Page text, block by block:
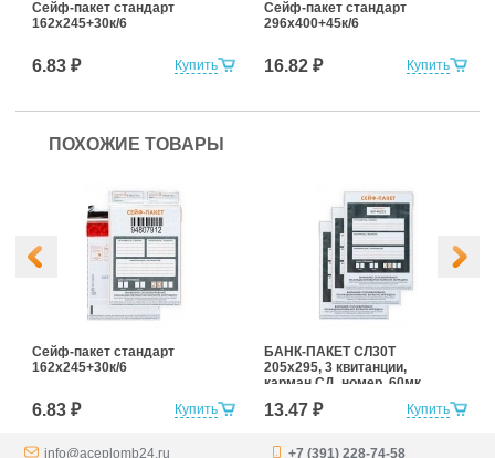
Купить
Сейф-пакет стандарт
162х245+30к/6
6.83 ₽ Купить
Сейф-пакет стандарт
296х400+45к/6
16.82 ₽
ПОХОЖИЕ ТОВАРЫ
Купить
Сейф-пакет стандарт
162х245+30к/6
6.83 ₽ Купить
БАНК-ПАКЕТ СЛ30Т
205х295, 3 квитанции,
карман СД, номер, 60мк
13.47 ₽
info@aceplomb24.ru +7 (391) 228-74-58